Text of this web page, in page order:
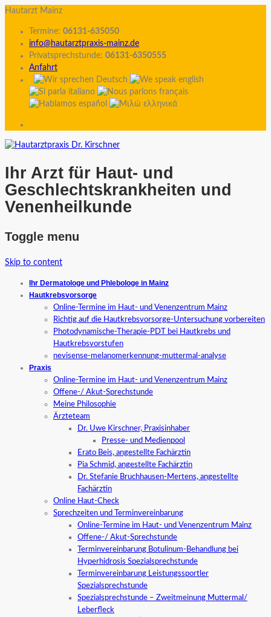
Hautarzt Mainz
Termine: 06131-635050
info@hautarztpraxis-mainz.de
Privatsprechstunde: 06131-6350555
Anfahrt
Ihr Arzt für Haut- und
Geschlechtskrankheiten und
Venenheilkunde
Toggle menu
Skip to content
Ihr Dermatologe und Phlebologe in Mainz
Hautkrebsvorsorge
Online-Termine im Haut- und Venenzentrum Mainz
Richtig auf die Hautkrebsvorsorge-Untersuchung vorbereiten
Photodynamische-Therapie-PDT bei Hautkrebs und
Hautkrebsvorstufen
nevisense-melanomerkennung-muttermal-analyse
Praxis
Online-Termine im Haut- und Venenzentrum Mainz
Offene-/ Akut-Sprechstunde
Meine Philosophie
Ärzteteam
Dr. Uwe Kirschner, Praxisinhaber
Presse- und Medienpool
Erato Beis, angestellte Fachärztin
Pia Schmid, angestellte Fachärztin
Dr. Stefanie Bruchhausen-Mertens, angestellte
Fachärztin
Online Haut-Check
Sprechzeiten und Terminvereinbarung
Online-Termine im Haut- und Venenzentrum Mainz
Offene-/ Akut-Sprechstunde
Terminvereinbarung Botulinum-Behandlung bei
Hyperhidrosis Spezialsprechstunde
Terminvereinbarung Leistungssportler
Spezialsprechstunde
Spezialsprechstunde – Zweitmeinung Muttermal/
Leberfleck